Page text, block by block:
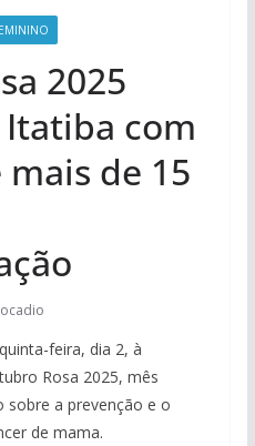
2025
com
de 15
feira, dia 2, à
Rosa 2025, mês
sobre a prevenção e o
de mama.